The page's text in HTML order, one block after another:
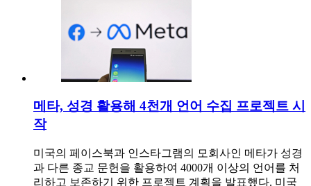
메타, 성경 활용해 4천개 언어 수집 프로젝트 시
작
미국의 페이스북과 인스타그램의 모회사인 메타가 성경
과 다른 종교 문헌을 활용하여 4000개 이상의 언어를 처
리하고 보존하기 위한 프로젝트 계획을 발표했다. 미국